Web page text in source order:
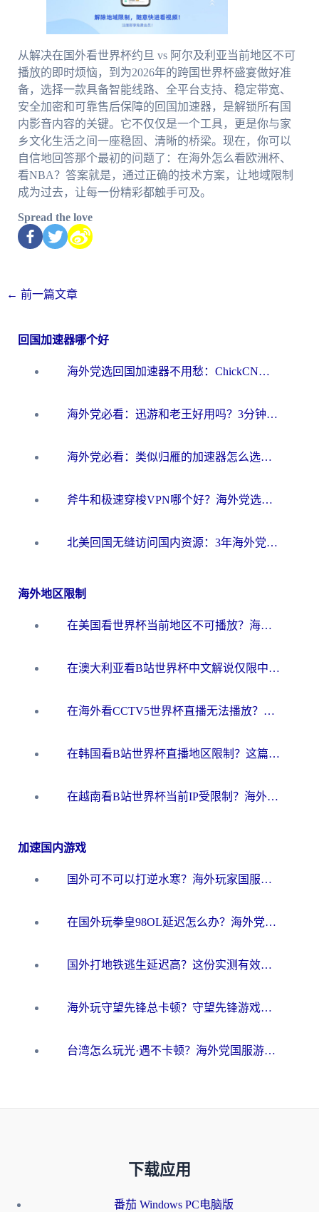
从解决在国外看世界杯约旦 vs 阿尔及利亚当前地区不可
播放的即时烦恼，到为2026年的跨国世界杯盛宴做好准
备，选择一款具备智能线路、全平台支持、稳定带宽、
安全加密和可靠售后保障的回国加速器，是解锁所有国
内影音内容的关键。它不仅仅是一个工具，更是你与家
乡文化生活之间一座稳固、清晰的桥梁。现在，你可以
自信地回答那个最初的问题了：在海外怎么看欧洲杯、
看NBA？答案就是，通过正确的技术方案，让地域限制
成为过去，让每一份精彩都触手可及。
Spread the love
← 前一篇文章
回国加速器哪个好
海外党选回国加速器不用愁：ChickCN和洞见哪个好？一篇搞定所有疑问
海外党必看：迅游和老王好用吗？3分钟选对加速国内网络的加速器
海外党必看：类似归雁的加速器怎么选？一篇搞定无缝访问国内资源
斧牛和极速穿梭VPN哪个好？海外党选回国加速器必看的真实对比与避坑指南
北美回国无缝访问国内资源：3年海外党亲测的加速器选择指南
海外地区限制
在美国看世界杯当前地区不可播放？海外党体育观赛终极指南来了！
在澳大利亚看B站世界杯中文解说仅限中国大陆？这篇指南帮你打破限制看遍赛事
在海外看CCTV5世界杯直播无法播放？这篇指南让你和国内球迷同步呐喊
在韩国看B站世界杯直播地区限制？这篇指南让你告别“当前地区不可播放”
在越南看B站世界杯当前IP受限制？海外党体育观赛终极指南来了
加速国内游戏
国外可不可以打逆水寒？海外玩家国服畅玩终极指南（附漫威荒野乱斗加速方案）
在国外玩拳皇98OL延迟怎么办？海外党亲测有效的低延迟指南
国外打地铁逃生延迟高？这份实测有效的低延迟指南帮你吃鸡
海外玩守望先锋总卡顿？守望先锋游戏加速器在哪里买&避坑指南（附欧洲非洲游戏实测）
台湾怎么玩光·遇不卡顿？海外党国服游戏加速终极攻略（附实测体验）
下载应用
番茄 Windows PC电脑版